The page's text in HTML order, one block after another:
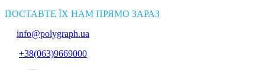
ПОСТАВТЕ ЇХ НАМ ПРЯМО ЗАРАЗ
info@polygraph.ua
+38(063)9669000